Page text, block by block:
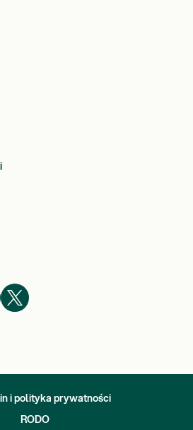
i polityka prywatności
RODO